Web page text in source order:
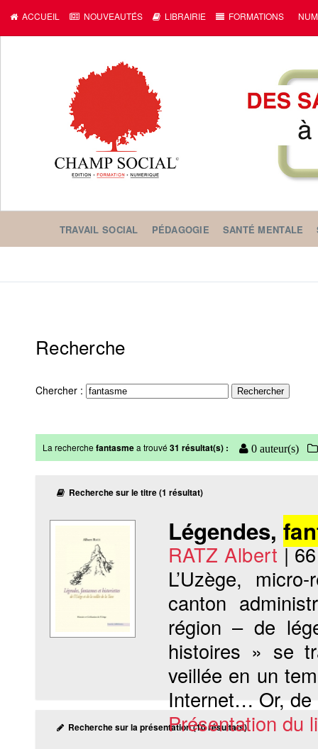
ACCUEIL NOUVEAUTÉS LIBRAIRIE FORMATIONS
TRAVAIL SOCIAL PÉDAGOGIE SANTÉ MENTALE
Recherche
Chercher :
La recherchefantasmea trouvé31 résultat(s) : 0 auteur(s)
Recherche sur le titre (1 résultat)
Légendes,
RATZ Albert |
L’Uzège,
canton
région – de
histoires » se
veillée en un
Internet… Or, de
Présentation du
Recherche sur la présentation (10 résultats)